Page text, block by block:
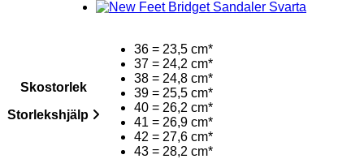
Skostorlek
Storlekshjälp
36 = 23,5 cm*
37 = 24,2 cm*
38 = 24,8 cm*
39 = 25,5 cm*
40 = 26,2 cm*
41 = 26,9 cm*
42 = 27,6 cm*
43 = 28,2 cm*